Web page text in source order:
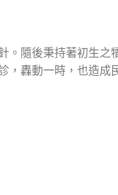
。隨後秉持著初生之
，轟動一時，也造成